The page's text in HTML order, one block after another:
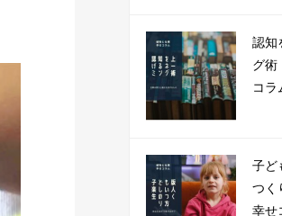
認知
グ術
コラ
子ど
つく
幸せ